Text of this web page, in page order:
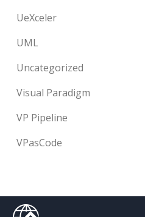
UeXceler
UML
Uncategorized
Visual Paradigm
VP Pipeline
VPasCode